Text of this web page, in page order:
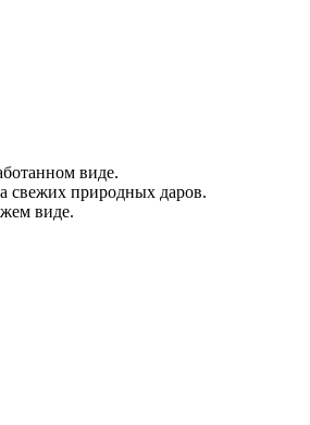
виде.
свежих природных даров.
виде.